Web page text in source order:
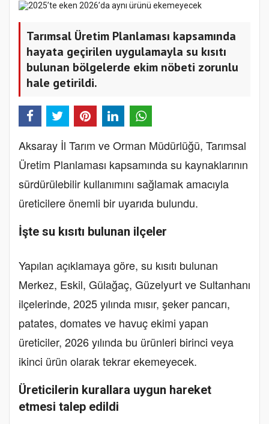
Tarımsal Üretim Planlaması kapsamında
hayata geçirilen uygulamayla su kısıtı
bulunan bölgelerde ekim nöbeti zorunlu
hale getirildi.
Aksaray İl Tarım ve Orman Müdürlüğü, Tarımsal
Üretim Planlaması kapsamında su kaynaklarının
sürdürülebilir kullanımını sağlamak amacıyla
üreticilere önemli bir uyarıda bulundu.
İşte su kısıtı bulunan ilçeler
Yapılan açıklamaya göre, su kısıtı bulunan
Merkez, Eskil, Gülağaç, Güzelyurt ve Sultanhanı
ilçelerinde, 2025 yılında mısır, şeker pancarı,
patates, domates ve havuç ekimi yapan
üreticiler, 2026 yılında bu ürünleri birinci veya
ikinci ürün olarak tekrar ekemeyecek.
Üreticilerin kurallara uygun hareket
etmesi talep edildi